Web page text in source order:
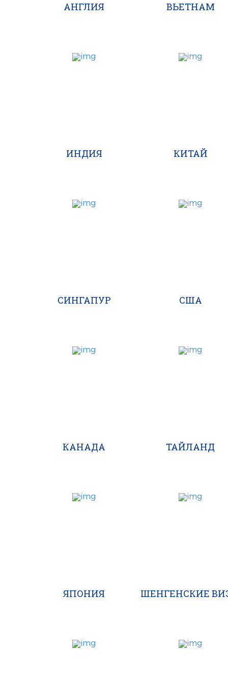
АНГЛИЯ ВЬЕТНАМ
ИНДИЯ КИТАЙ
СИНГАПУР США
КАНАДА ТАЙЛАНД
ЯПОНИЯ ШЕНГЕНСКИЕ